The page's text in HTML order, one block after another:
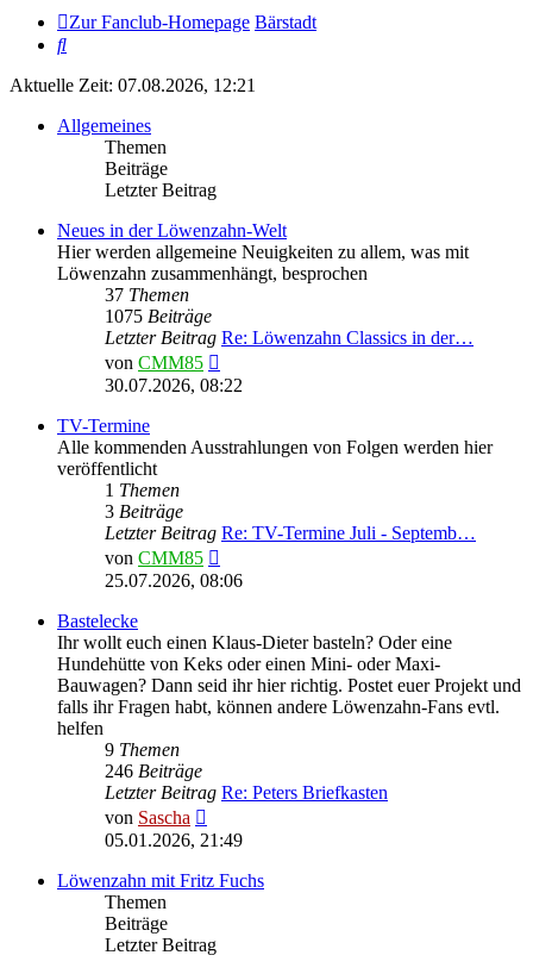
Zur Fanclub-Homepage Bärstadt
Suche
Aktuelle Zeit: 07.08.2026, 12:21
Allgemeines
Themen
Beiträge
Letzter Beitrag
Neues in der Löwenzahn-Welt
Hier werden allgemeine Neuigkeiten zu allem, was mit
Löwenzahn zusammenhängt, besprochen
37 Themen
1075 Beiträge
Letzter Beitrag Re: Löwenzahn Classics in der…
von CMM85
Beitrag
30.07.2026, 08:22
TV-Termine
Alle kommenden Ausstrahlungen von Folgen werden hier
veröffentlicht
1 Themen
3 Beiträge
Letzter Beitrag Re: TV-Termine Juli - Septemb…
von CMM85
Beitrag
25.07.2026, 08:06
Bastelecke
Ihr wollt euch einen Klaus-Dieter basteln? Oder eine
Hundehütte von Keks oder einen Mini- oder Maxi-
Bauwagen? Dann seid ihr hier richtig. Postet euer Projekt und
falls ihr Fragen habt, können andere Löwenzahn-Fans evtl.
helfen
9 Themen
246 Beiträge
Letzter Beitrag Re: Peters Briefkasten
von Sascha
Beitrag
05.01.2026, 21:49
Löwenzahn mit Fritz Fuchs
Themen
Beiträge
Letzter Beitrag